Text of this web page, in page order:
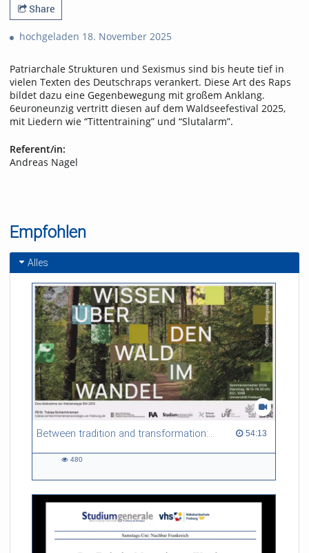
Share
hochgeladen 18. November 2025
Patriarchale Strukturen und Sexismus sind bis heute tief in
vielen Texten des Deutschraps verankert. Diese Art des Raps
bildet dazu eine Gegenbewegung mit großem Anklang.
6euroneunzig vertritt diesen auf dem Waldseefestival 2025,
mit Liedern wie “Tittentraining” und “Slutalarm”.
Referent/in:
Andreas Nagel
Empfohlen
Alles
Between tradition and transformation: how owners, advisers and institutions co-create knowledge for resilient forests in Europe 54:13
54:13 duration
480